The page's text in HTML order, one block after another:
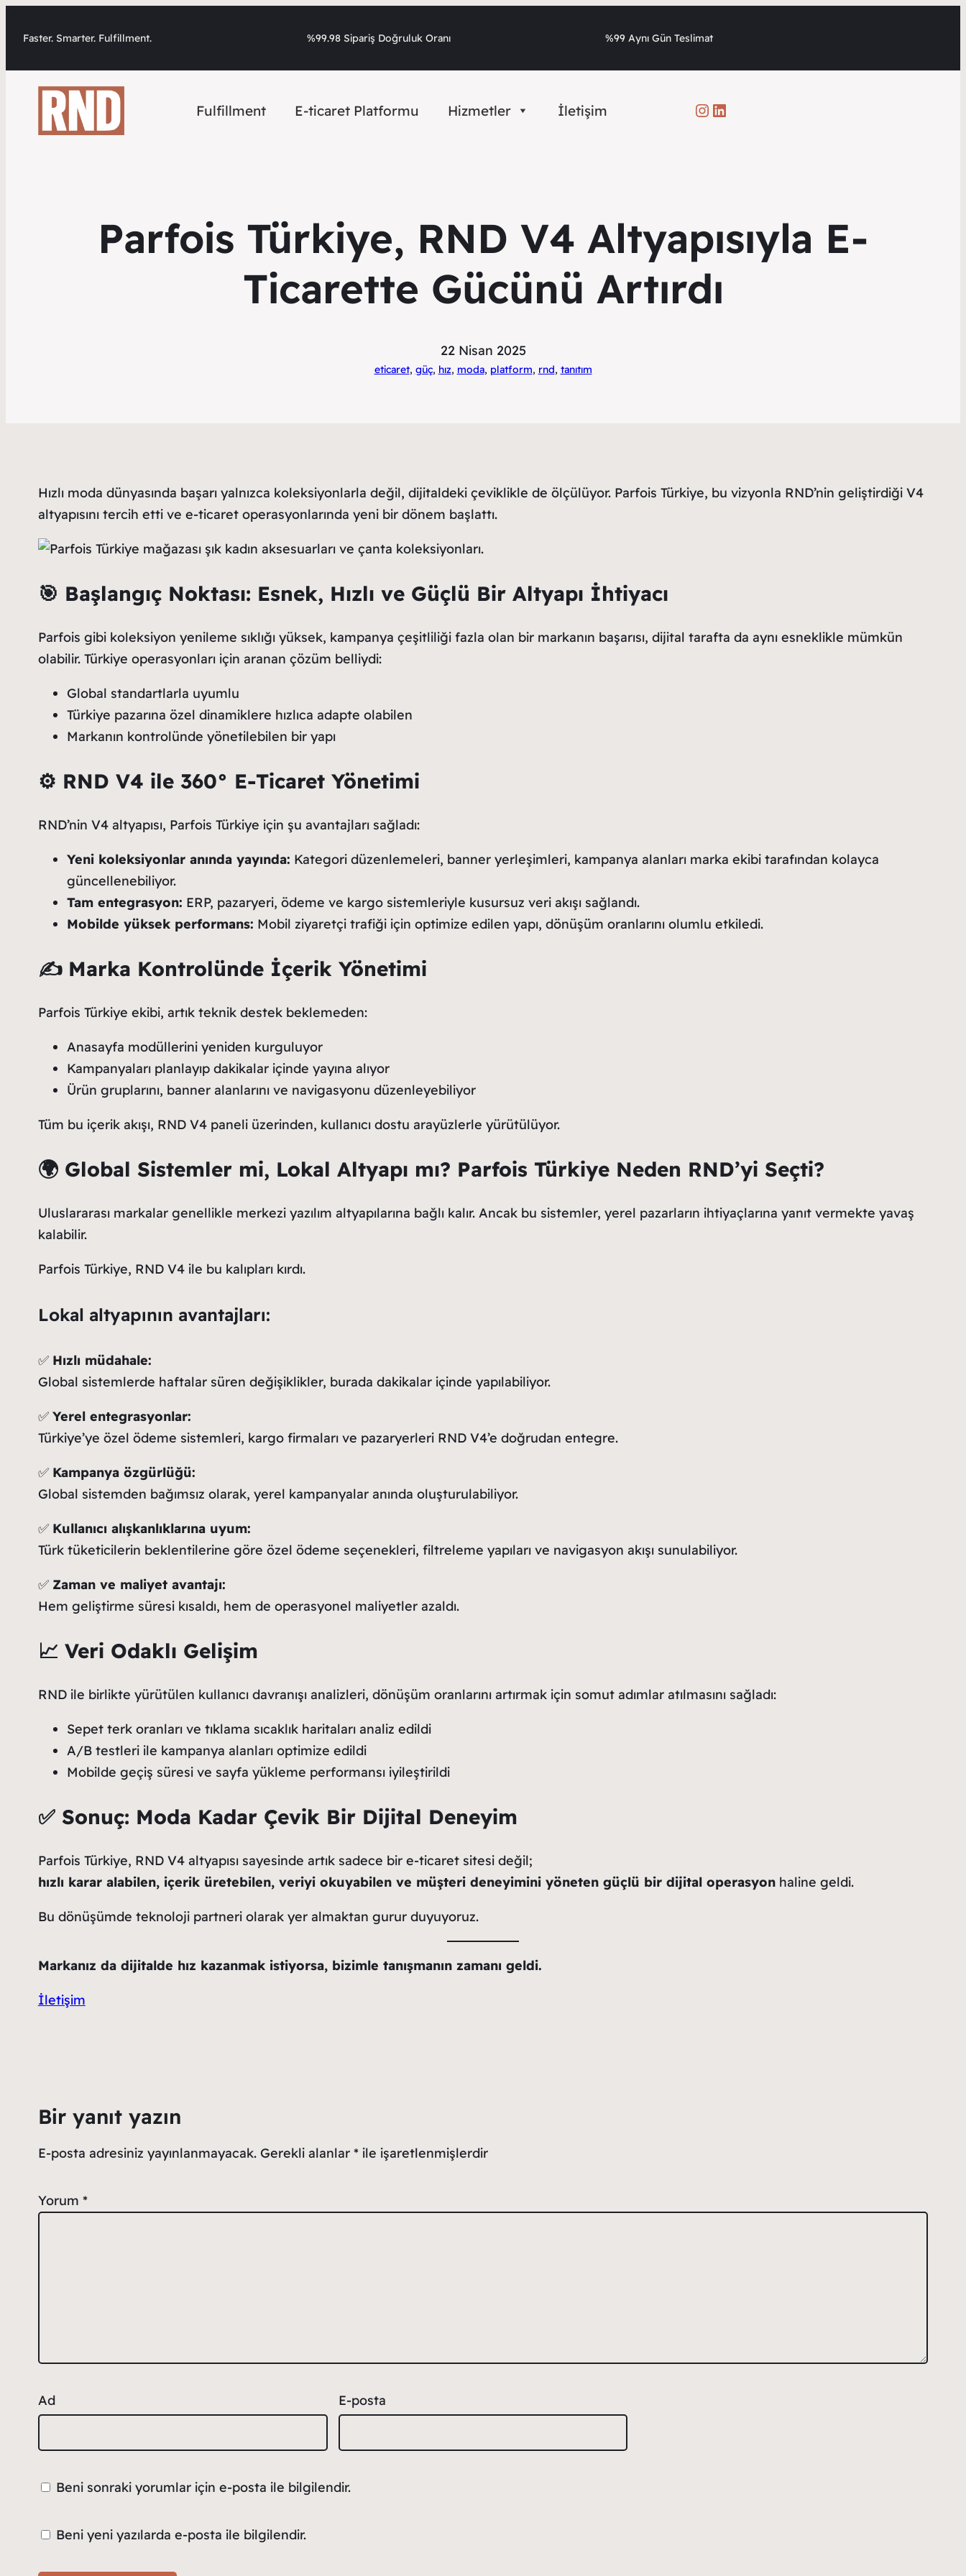
Faster. Smarter. Fulfillment. %99.98 Sipariş Doğruluk Oranı %99 Aynı Gün Teslimat
Fulfillment E-ticaret Platformu Hizmetler İletişim Instagram
LinkedIn
Parfois Türkiye, RND V4 Altyapısıyla E-
Ticarette Gücünü Artırdı
22 Nisan 2025
eticaret, güç, hız, moda, platform, rnd, tanıtım
Hızlı moda dünyasında başarı yalnızca koleksiyonlarla değil, dijitaldeki çeviklikle de ölçülüyor. Parfois Türkiye, bu vizyonla RND’nin geliştirdiği V4
altyapısını tercih etti ve e-ticaret operasyonlarında yeni bir dönem başlattı.
🎯 Başlangıç Noktası: Esnek, Hızlı ve Güçlü Bir Altyapı İhtiyacı
Parfois gibi koleksiyon yenileme sıklığı yüksek, kampanya çeşitliliği fazla olan bir markanın başarısı, dijital tarafta da aynı esneklikle mümkün
olabilir. Türkiye operasyonları için aranan çözüm belliydi:
Global standartlarla uyumlu
Türkiye pazarına özel dinamiklere hızlıca adapte olabilen
Markanın kontrolünde yönetilebilen bir yapı
⚙️ RND V4 ile 360° E-Ticaret Yönetimi
RND’nin V4 altyapısı, Parfois Türkiye için şu avantajları sağladı:
Yeni koleksiyonlar anında yayında: Kategori düzenlemeleri, banner yerleşimleri, kampanya alanları marka ekibi tarafından kolayca
güncellenebiliyor.
Tam entegrasyon: ERP, pazaryeri, ödeme ve kargo sistemleriyle kusursuz veri akışı sağlandı.
Mobilde yüksek performans: Mobil ziyaretçi trafiği için optimize edilen yapı, dönüşüm oranlarını olumlu etkiledi.
✍️ Marka Kontrolünde İçerik Yönetimi
Parfois Türkiye ekibi, artık teknik destek beklemeden:
Anasayfa modüllerini yeniden kurguluyor
Kampanyaları planlayıp dakikalar içinde yayına alıyor
Ürün gruplarını, banner alanlarını ve navigasyonu düzenleyebiliyor
Tüm bu içerik akışı, RND V4 paneli üzerinden, kullanıcı dostu arayüzlerle yürütülüyor.
🌍 Global Sistemler mi, Lokal Altyapı mı? Parfois Türkiye Neden RND’yi Seçti?
Uluslararası markalar genellikle merkezi yazılım altyapılarına bağlı kalır. Ancak bu sistemler, yerel pazarların ihtiyaçlarına yanıt vermekte yavaş
kalabilir.
Parfois Türkiye, RND V4 ile bu kalıpları kırdı.
Lokal altyapının avantajları:
✅ Hızlı müdahale:
Global sistemlerde haftalar süren değişiklikler, burada dakikalar içinde yapılabiliyor.
✅ Yerel entegrasyonlar:
Türkiye’ye özel ödeme sistemleri, kargo firmaları ve pazaryerleri RND V4’e doğrudan entegre.
✅ Kampanya özgürlüğü:
Global sistemden bağımsız olarak, yerel kampanyalar anında oluşturulabiliyor.
✅ Kullanıcı alışkanlıklarına uyum:
Türk tüketicilerin beklentilerine göre özel ödeme seçenekleri, filtreleme yapıları ve navigasyon akışı sunulabiliyor.
✅ Zaman ve maliyet avantajı:
Hem geliştirme süresi kısaldı, hem de operasyonel maliyetler azaldı.
📈 Veri Odaklı Gelişim
RND ile birlikte yürütülen kullanıcı davranışı analizleri, dönüşüm oranlarını artırmak için somut adımlar atılmasını sağladı:
Sepet terk oranları ve tıklama sıcaklık haritaları analiz edildi
A/B testleri ile kampanya alanları optimize edildi
Mobilde geçiş süresi ve sayfa yükleme performansı iyileştirildi
✅ Sonuç: Moda Kadar Çevik Bir Dijital Deneyim
Parfois Türkiye, RND V4 altyapısı sayesinde artık sadece bir e-ticaret sitesi değil;
hızlı karar alabilen, içerik üretebilen, veriyi okuyabilen ve müşteri deneyimini yöneten güçlü bir dijital operasyonhaline geldi.
Bu dönüşümde teknoloji partneri olarak yer almaktan gurur duyuyoruz.
Markanız da dijitalde hız kazanmak istiyorsa, bizimle tanışmanın zamanı geldi.
İletişim
Bir yanıt yazın
E-posta adresiniz yayınlanmayacak. Gerekli alanlar *ile işaretlenmişlerdir
Yorum *
Ad E-posta
Beni sonraki yorumlar için e-posta ile bilgilendir.
Beni yeni yazılarda e-posta ile bilgilendir.